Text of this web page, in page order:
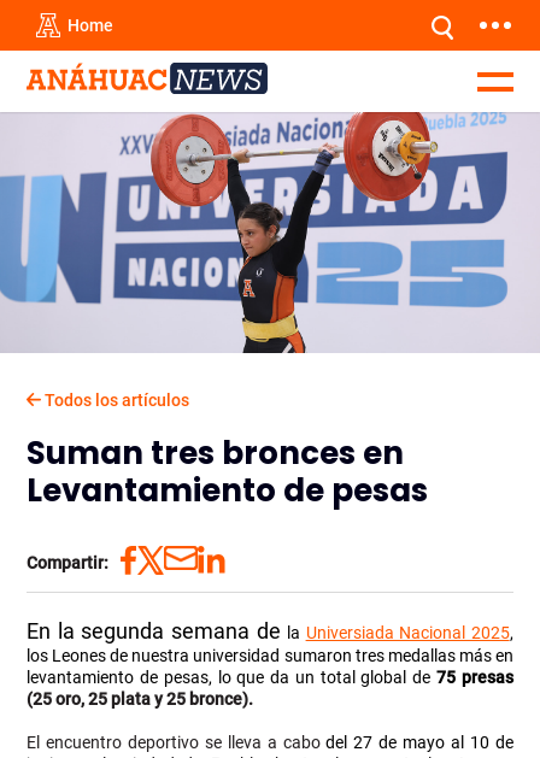
Home
Todos los artículos
Suman tres bronces en
Levantamiento de pesas
Compartir:
En la segunda semana de la Universiada Nacional 2025,
los Leones de nuestra universidad sumaron tres medallas más en
levantamiento de pesas, lo que da un total global de 75 presas
(25 oro, 25 plata y 25 bronce).
El encuentro deportivo se lleva a cabodel27 de mayo al 10 de